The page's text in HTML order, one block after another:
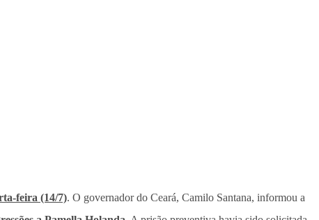
feira (14/7). O governador do Ceará, Camilo Santana, informou a